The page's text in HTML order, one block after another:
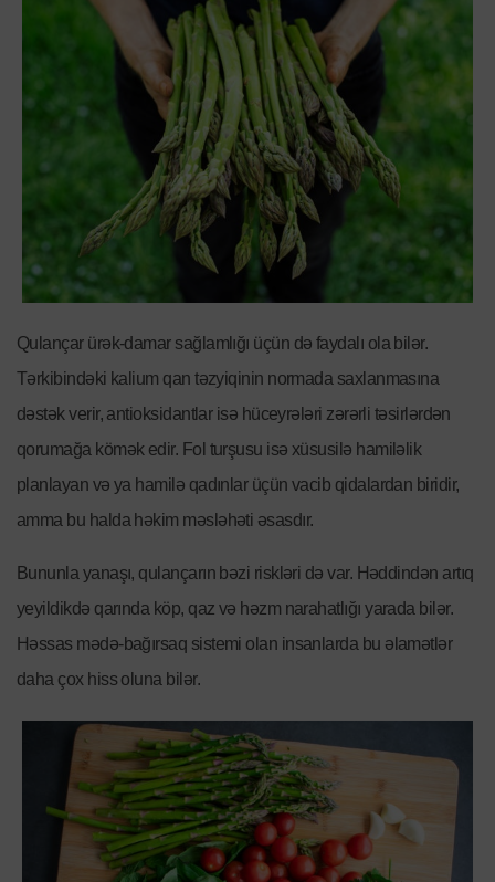
Qulançar ürək-damar sağlamlığı üçün də faydalı ola bilər.
Tərkibindəki kalium qan təzyiqinin normada saxlanmasına
dəstək verir, antioksidantlar isə hüceyrələri zərərli təsirlərdən
qorumağa kömək edir. Fol turşusu isə xüsusilə hamiləlik
planlayan və ya hamilə qadınlar üçün vacib qidalardan biridir,
amma bu halda həkim məsləhəti əsasdır.
Bununla yanaşı, qulançarın bəzi riskləri də var. Həddindən artıq
yeyildikdə qarında köp, qaz və həzm narahatlığı yarada bilər.
Həssas mədə-bağırsaq sistemi olan insanlarda bu əlamətlər
daha çox hiss oluna bilər.